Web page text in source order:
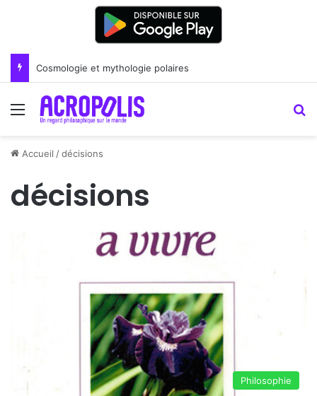
Cosmologie et mythologie polaires
Menu
Accueil /décisions
décisions
Philosophie